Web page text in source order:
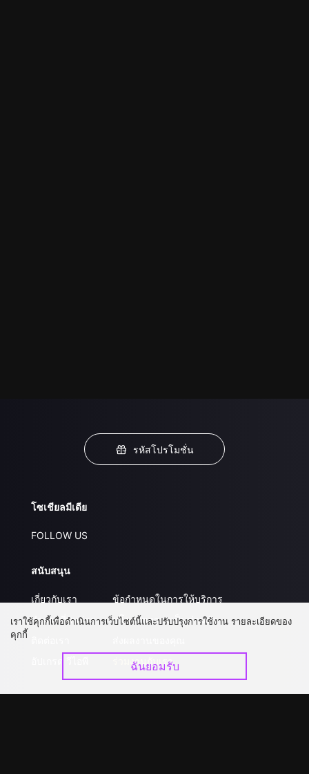
รหัสโปรโมชั่น
โซเชียลมีเดีย
FOLLOW US
สนับสนุน
เกี่ยวกับเรา
คำถามที่พบบ่อย
ข้อกำหนดในการให้บริการ
นโยบายความเป็นส่วนตัว
ร่วมงานกับเรา
เราใช้คุกกี้เพื่อดำเนินการเว็บไซต์นี้และปรับปรุงการใช้งาน รายละเอียดของ
คุกกี้
ฉันยอมรับ